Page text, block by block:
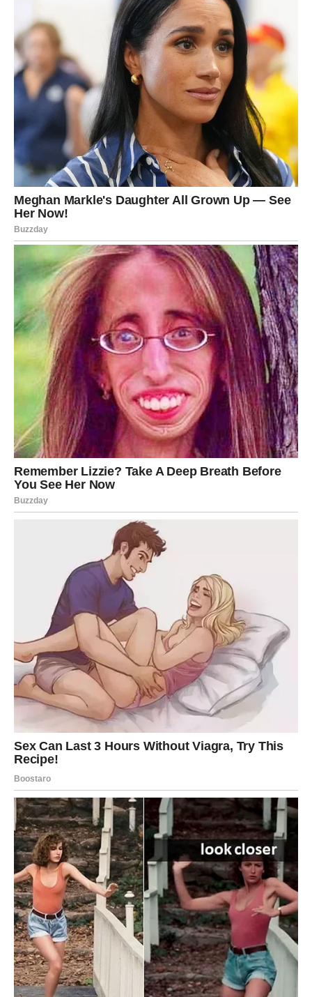
problemi koji se moraju rješavati. Unatoč svemu, ona ostaje
optimistična i sretna, inspirirajući sve oko sebe. Njena
sposobnost da prepozna važnost zajedništva i slavi životne
trenutke čini je još voljenijom i poštovanijom.
Ova proslava je bila simbol porodičnih vrijednosti koje su
neizmjerno važne, bez obzira na uspjeh i popularnost. Kroz
sve uspone i padove, Dragana ostaje vjerna sebi i svojim
principima, što je čini još voljenijom među njenim
obožavateljima. Njena sposobnost da pronađe radost u malim
stvarima i dijeli ih sa porodicom i fanovima dodatno pojačava
njen status jedne od najomiljenijih ličnosti u regionu, a sav njen
trud i posvećenost svakako daju inspiraciju mnogima koji prate
njen rad i život.